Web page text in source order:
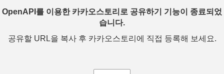
OpenAPI를 이용한 카카오스토리로 공유하기 기능이 종료되었
습니다.
공유할 URL을 복사 후 카카오스토리에 직접 등록해 보세요.